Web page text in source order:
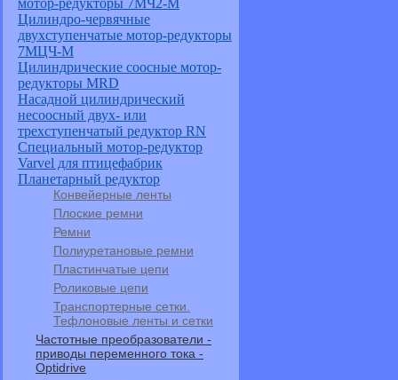
мотор-редукторы 7МЧ2-М
Цилиндро-червячные
двухступенчатые мотор-редукторы
7МЦЧ-М
Цилиндрические соосные мотор-
редукторы MRD
Насадной цилиндрический
несоосный двух- или
трехступенчатый редуктор RN
Специальный мотор-редуктор
Varvel для птицефабрик
Планетарный редуктор
Конвейерные ленты
Плоские ремни
Ремни
Полиуретановые ремни
Пластинчатые цепи
Роликовые цепи
Транспортерные сетки.
Тефлоновые ленты и сетки
Частотные преобразователи -
приводы переменного тока -
Optidrive